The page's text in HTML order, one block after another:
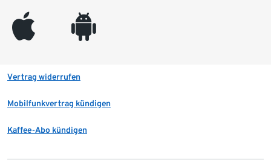
appleinc android
Vertrag widerrufen
Mobilfunkvertrag kündigen
Kaffee-Abo kündigen